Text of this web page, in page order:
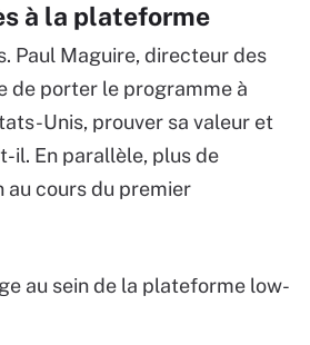
à la plateforme
Paul Maguire, directeur des
de porter le programme à
Unis, prouver sa valeur et
il. En parallèle, plus de
au cours du premier
au sein de la plateforme low-